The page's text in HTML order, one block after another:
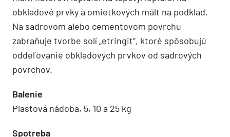
obkladové prvky a omietkových mált na podklad.
Na sadrovom alebo cementovom povrchu
zabraňuje tvorbe solí „etringit“, ktoré spôsobujú
oddeľovanie obkladových prvkov od sadrových
povrchov.
Balenie
Plastová nádoba, 5, 10 a 25 kg
Spotreba